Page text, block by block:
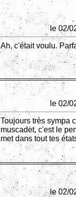
le 02/
Ah, c'était voulu.
le 02/
Toujours très sympa
muscadet, c'est le
met dans tout tes
le 02/